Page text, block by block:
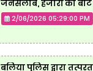
जनसैलाब, हजारों को
2/06/2026 05:29:00 PM
बलिया पुलिस द्वारा